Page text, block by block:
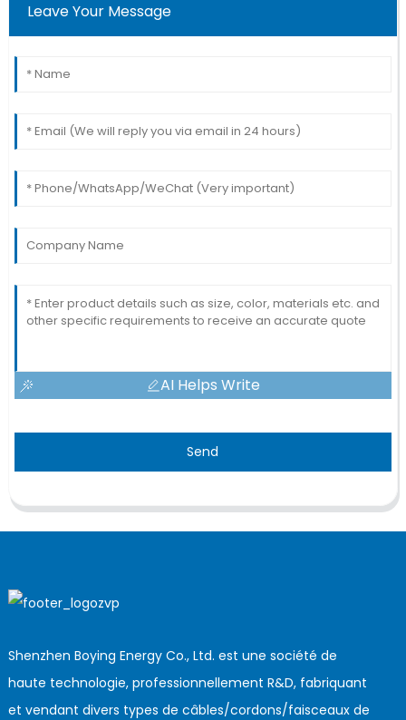
Leave Your Message
AI Helps Write
Send
Shenzhen Boying Energy Co., Ltd. est une société de
haute technologie, professionnellement R&D, fabriquant
et vendant divers types de câbles/cordons/faisceaux de